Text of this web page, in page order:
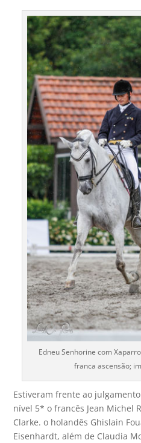
Edneu Senhorine com
franca ascensão;
Estiveram frente ao
nível 5* o francês Jean Michel
Clarke. o holandês Ghislain
Eisenhardt, além de Claudia